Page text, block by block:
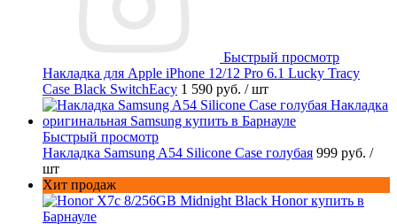
Быстрый просмотр
Накладка для Apple iPhone 12/12 Pro 6.1 Lucky Tracy
Case Black SwitchEacy 1 590 руб. / шт
Быстрый просмотр
Накладка Samsung A54 Silicone Case голубая 999 руб. /
шт
Хит продаж